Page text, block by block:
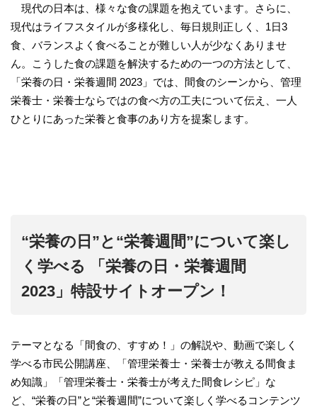
現代の日本は、様々な食の課題を抱えています。さらに、
現代はライフスタイルが多様化し、毎日規則正しく、1日3
食、バランスよく食べることが難しい人が少なくありませ
ん。こうした食の課題を解決するための一つの方法として、
「栄養の日・栄養週間 2023」では、間食のシーンから、管理
栄養士・栄養士ならではの食べ方の工夫について伝え、一人
ひとりにあった栄養と食事のあり方を提案します。
“栄養の日”と“栄養週間”について楽し
く学べる
「栄養の日・栄養週間
2023 」特設サイトオープン！
テーマとなる「間食の、すすめ！」の解説や、動画で楽しく
学べる市民公開講座、「管理栄養士・栄養士が教える間食ま
め知識」「管理栄養士・栄養士が考えた間食レシピ」な
ど、“栄養の日”と“栄養週間”について楽しく学べるコンテンツ